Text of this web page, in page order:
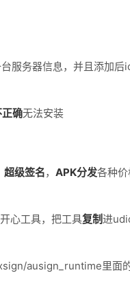
服务器信息，并且添加
确无法安装
超级签名， APK分发各种
心工具，把工具复制进
ausign_runtime里面